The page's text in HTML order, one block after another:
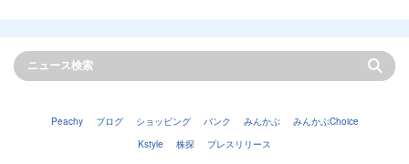
Peachy ブログ ショッピング バンク みんかぶ
みんかぶChoice
Kstyle
株探 プレスリリース